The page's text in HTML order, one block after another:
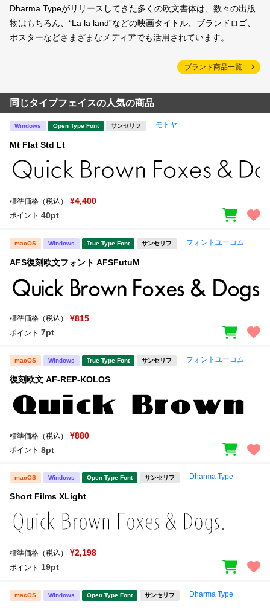
Dharma Typeがリリースしてきた多くの欧文書体は、数々の出版
物はもちろん、“La la land”などの映画タイトル、ブランドロゴ、
ポスターなどさまざまなメディアでも活用されています。
ブランド商品一覧
同じタイプフェイスの人気の商品
Windows Open Type Font サンセリフ モトヤ
Mt Flat Std Lt
標準価格（税込） ¥4,400
ポイント 40pt
macOS Windows True Type Font サンセリフ フォントユーコム
AFS復刻欧文フォント AFSFutuM
標準価格（税込） ¥815
ポイント 7pt
macOS Windows True Type Font サンセリフ フォントユーコム
復刻欧文 AF-REP-KOLOS
標準価格（税込） ¥880
ポイント 8pt
macOS Windows Open Type Font サンセリフ Dharma Type
Short Films XLight
標準価格（税込） ¥2,198
ポイント 19pt
macOS Windows Open Type Font サンセリフ Dharma Type